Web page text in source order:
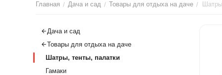
Главная / Дача и сад / Товары для отдыха на даче /
Дача и сад
Товары для отдыха на даче
Шатры, тенты, палатки
Гамаки